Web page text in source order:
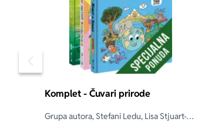
Pomeranje sadržaja slajdera u levo
Komplet - Čuvari prirode
Grupa autora, Stefani Ledu, Lisa Stjuart-